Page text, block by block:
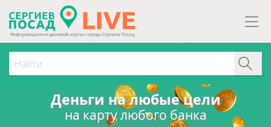
Деньги на любые цели
на карту любого банка